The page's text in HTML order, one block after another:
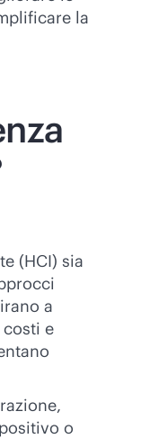
la
(HCI) sia
a
e
o